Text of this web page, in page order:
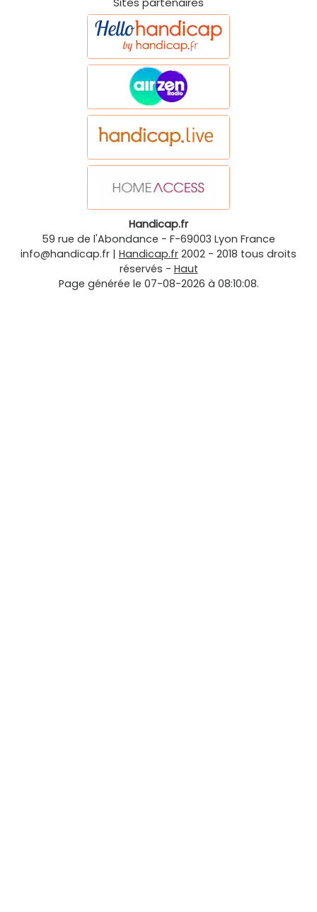
Handicap.fr
59 rue de l'Abondance - F-69003 Lyon France
info@handicap.fr | Handicap.fr 2002 - 2018 tous droits
réservés - Haut
Page générée le 07-08-2026 à 08:10:08.